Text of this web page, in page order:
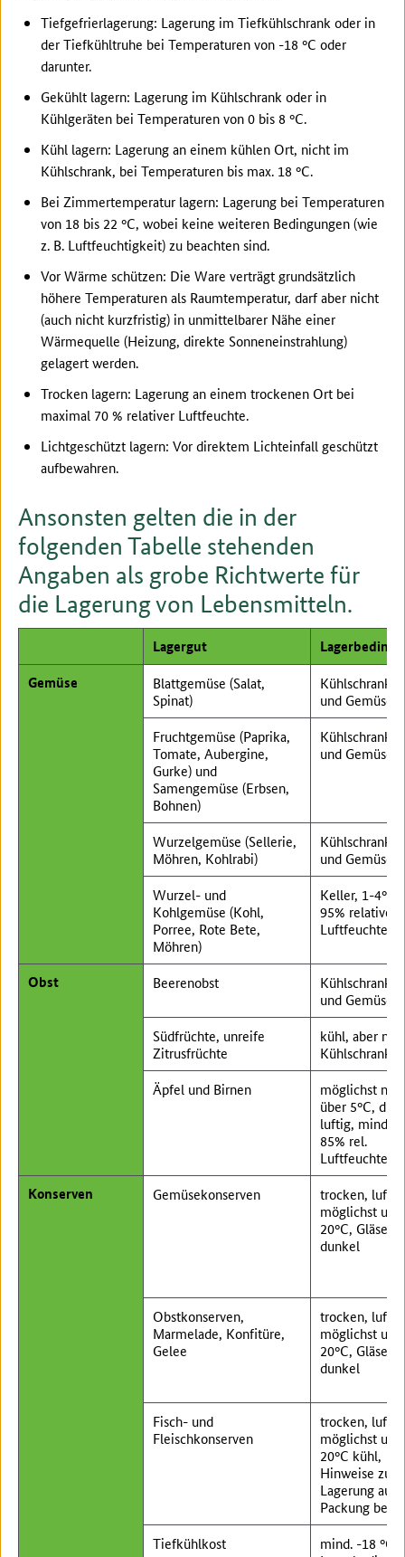
Tiefgefrierlagerung: Lagerung im Tiefkühlschrank oder in
der Tiefkühltruhe bei Temperaturen von -18 °C oder
darunter.
Gekühlt lagern: Lagerung im Kühlschrank oder in
Kühlgeräten bei Temperaturen von 0 bis 8 °C.
Kühl lagern: Lagerung an einem kühlen Ort, nicht im
Kühlschrank, bei Temperaturen bis max. 18 °C.
Bei Zimmertemperatur lagern: Lagerung bei Temperaturen
von 18 bis 22 °C, wobei keine weiteren Bedingungen (wie
z. B. Luftfeuchtigkeit) zu beachten sind.
Vor Wärme schützen: Die Ware verträgt grundsätzlich
höhere Temperaturen als Raumtemperatur, darf aber nicht
(auch nicht kurzfristig) in unmittelbarer Nähe einer
Wärmequelle (Heizung, direkte Sonneneinstrahlung)
gelagert werden.
Trocken lagern: Lagerung an einem trockenen Ort bei
maximal 70 % relativer Luftfeuchte.
Lichtgeschützt lagern: Vor direktem Lichteinfall geschützt
aufbewahren.
Ansonsten gelten die in der
folgenden Tabelle stehenden
Angaben als grobe Richtwerte für
die Lagerung von Lebensmitteln.
Lagergut
Gemüse
Blattgemüse (Salat,
Spinat)
Kühlschrank,
und
Fruchtgemüse (Paprika,
Tomate, Aubergine,
Gurke) und
Samengemüse (Erbsen,
Bohnen)
Kühlschrank,
und
Wurzelgemüse (Sellerie,
Möhren, Kohlrabi)
Kühlschrank,
und
Wurzel- und
Kohlgemüse (Kohl,
Porree, Rote Bete,
Möhren)
Keller, 1-4°C,
95% relative
Luftfeuchte
Obst Beerenobst
Kühlschrank,
und
Südfrüchte, unreife
Zitrusfrüchte
kühl, aber
Kühlschrank
Äpfel und Birnen
möglichst
über 5°C,
luftig,
85% rel.
Luftfeuchte
Konserven Gemüsekonserven
trocken, luftig,
möglichst
20°C, Gläser
dunkel
Obstkonserven,
Marmelade, Konfitüre,
Gelee
trocken, luftig,
möglichst
20°C, Gläser
dunkel
Fisch- und
Fleischkonserven
trocken, luftig,
möglichst
20°C kühl,
Hinweise zur
Lagerung auf
Packung
Tiefkühlkost
mind. -18 °C,